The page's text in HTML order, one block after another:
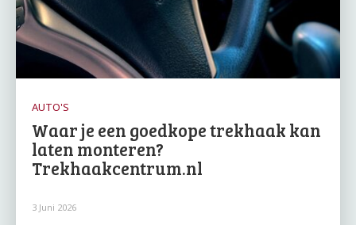
AUTO'S
Waar je een goedkope trekhaak kan
laten monteren?
Trekhaakcentrum.nl
3 Juni 2026